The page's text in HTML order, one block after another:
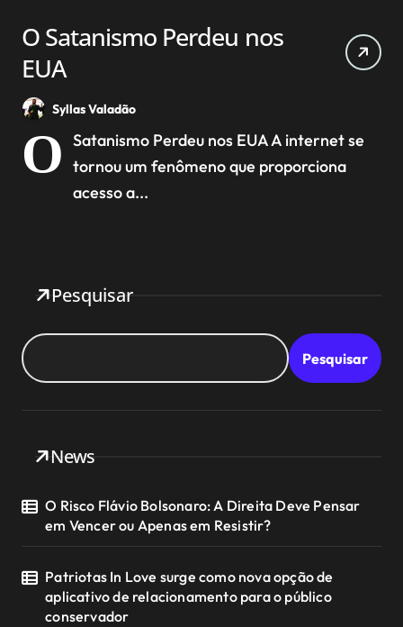
O Satanismo Perdeu nos
EUA
Syllas Valadão
O Satanismo Perdeu nos EUA A internet se
tornou um fenômeno que proporciona
acesso a...
Pesquisar
Pesquisar
News
O Risco Flávio Bolsonaro: A Direita Deve Pensar
em Vencer ou Apenas em Resistir?
Patriotas In Love surge como nova opção de
aplicativo de relacionamento para o público
conservador